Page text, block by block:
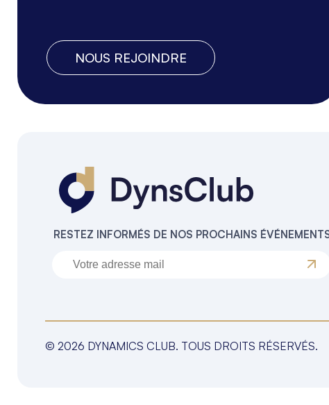
NOUS REJOINDRE
RESTEZ INFORMÉS DE NOS PROCHAINS
© 2026 DYNAMICS CLUB. TOUS DROITS RÉSERVÉS.